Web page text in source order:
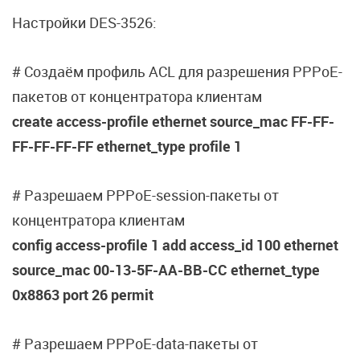
Настройки DES-3526:
# Создаём профиль ACL для разрешения PPPoE-
пакетов от концентратора клиентам
create access-profile ethernet source_mac FF-FF-
FF-FF-FF-FF ethernet_type profile 1
# Разрешаем PPPoE-session-пакеты от
концентратора клиентам
config access-profile 1 add access_id 100 ethernet
source_mac 00-13-5F-AA-BB-CC ethernet_type
0x8863 port 26 permit
# Разрешаем PPPoE-data-пакеты от